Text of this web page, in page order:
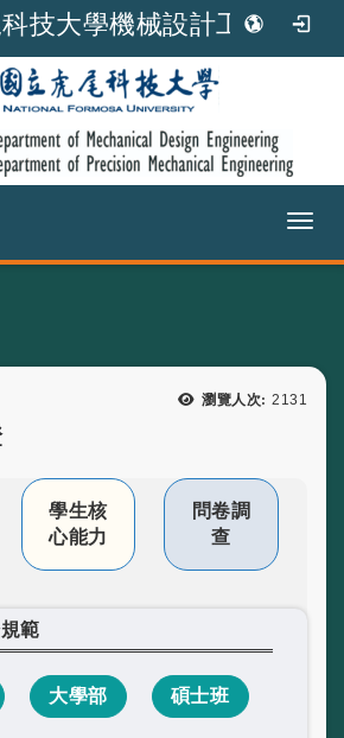
技大學機械設計工程系
瀏覽人次: 瀏覽次
2131
學生核
心能力
問卷調
查
範
大學部 碩士班